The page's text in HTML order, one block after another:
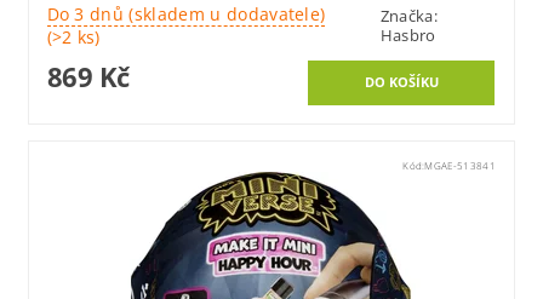
Do 3 dnů (skladem u dodavatele)
(>2 ks)
Značka:
Hasbro
869 Kč
Kód:MGAE-513841